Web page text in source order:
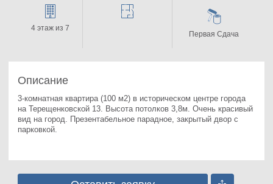
Описание
3-комнатная квартира (100 м2) в историческом центре города
на Терещенковской 13. Высота потолков 3,8м. Очень красивый
вид на город. Презентабельное парадное, закрытый двор с
парковкой.
4 этаж из 7
Первая Сдача